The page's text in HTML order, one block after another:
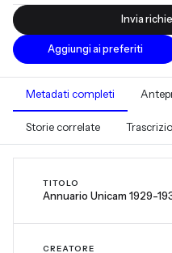
Invia
Aggiungi ai preferiti
Metadati completi
Storie correlate
TITOLO
Annuario Unicam 1929-
CREATORE